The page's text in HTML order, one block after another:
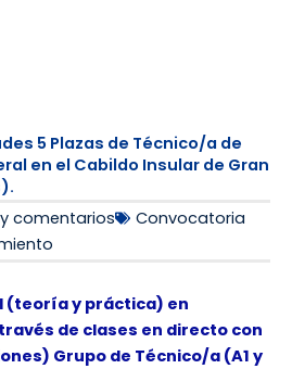
5 Plazas de Técnico/a de
en el Cabildo Insular de Gran
comentarios
Convocatoria
(teoría y práctica) en
de clases en directo con
Grupo de Técnico/a (A1 y